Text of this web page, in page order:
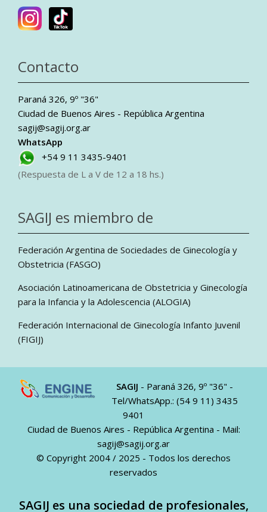
Contacto
Paraná 326, 9º "36"
Ciudad de Buenos Aires - República Argentina
sagij@sagij.org.ar
WhatsApp
+54 9 11 3435-9401
(Respuesta de L a V de 12 a 18 hs.)
SAGIJ es miembro de
Federación Argentina de Sociedades de Ginecología y
Obstetricia (FASGO)
Asociación Latinoamericana de Obstetricia y Ginecología
para la Infancia y la Adolescencia (ALOGIA)
Federación Internacional de Ginecología Infanto Juvenil
(FIGIJ)
SAGIJ - Paraná 326, 9º "36" -
Tel/WhatsApp.: (54 9 11) 3435
9401
Ciudad de Buenos Aires - República Argentina - Mail:
sagij@sagij.org.ar
© Copyright 2004 / 2025 - Todos los derechos
reservados
SAGIJ es una sociedad de profesionales,